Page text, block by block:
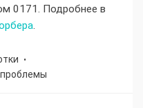
0171. Подробнее в
.
проблемы